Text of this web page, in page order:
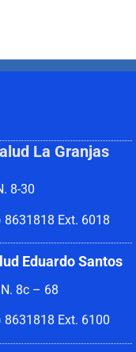
La Granjas
8-30
8631818 Ext. 6018
Eduardo Santos
8c – 68
8631818 Ext. 6100